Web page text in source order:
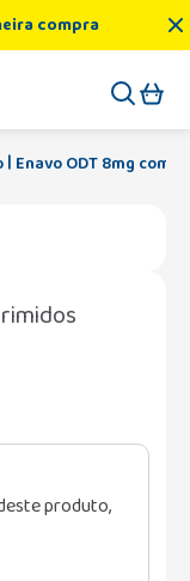
compra
Enavo ODT 8mg com
produto,